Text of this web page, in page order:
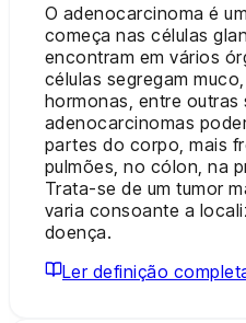
O adenocarcinoma é
começa nas células
encontram em vários
células segregam
hormonas, entre outras
adenocarcinomas
partes do corpo, mais
pulmões, no cólon, na
Trata-se de um tumor
varia consoante a
doença.
Ler definição